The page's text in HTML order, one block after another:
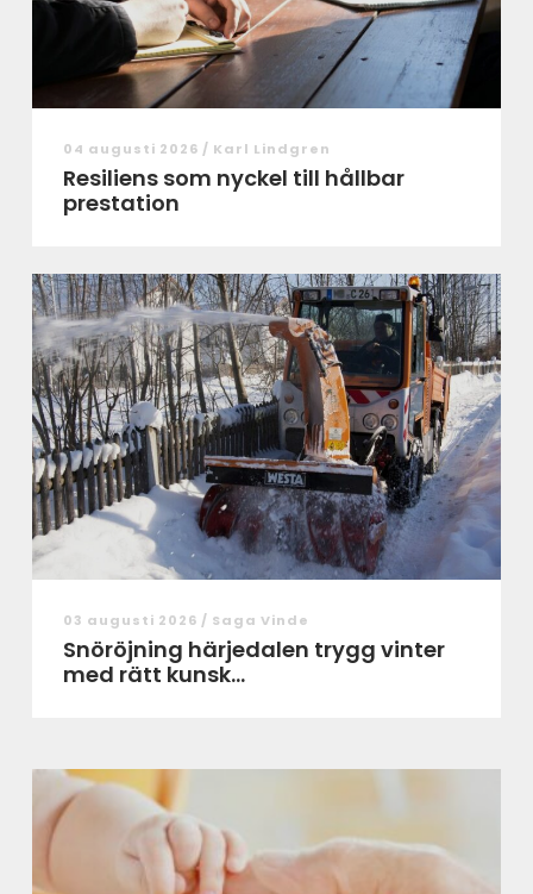
04 augusti 2026 / Karl Lindgren
Resiliens som nyckel till hållbar
prestation
03 augusti 2026 / Saga Vinde
Snöröjning härjedalen trygg vinter
med rätt kunsk...